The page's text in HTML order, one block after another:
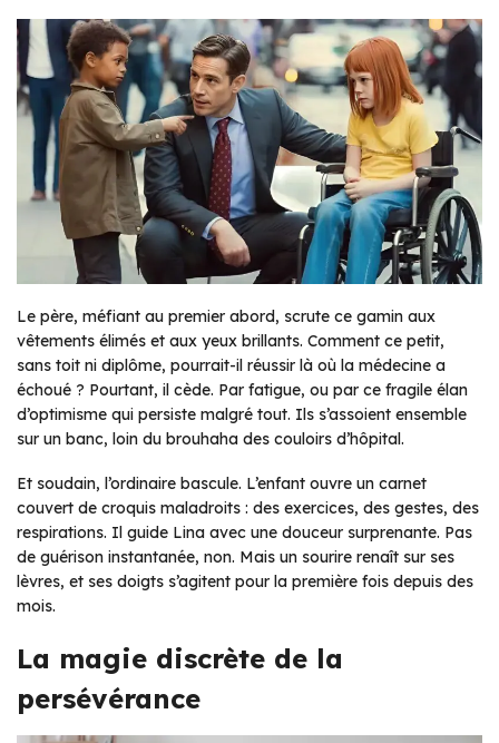
Le père, méfiant au premier abord, scrute ce gamin aux
vêtements élimés et aux yeux brillants. Comment ce petit,
sans toit ni diplôme, pourrait-il réussir là où la médecine a
échoué ? Pourtant, il cède. Par fatigue, ou par ce fragile élan
d’optimisme qui persiste malgré tout. Ils s’assoient ensemble
sur un banc, loin du brouhaha des couloirs d’hôpital.
Et soudain, l’ordinaire bascule. L’enfant ouvre un carnet
couvert de croquis maladroits : des exercices, des gestes, des
respirations. Il guide Lina avec une douceur surprenante. Pas
de guérison instantanée, non. Mais un sourire renaît sur ses
lèvres, et ses doigts s’agitent pour la première fois depuis des
mois.
La magie discrète de la
persévérance